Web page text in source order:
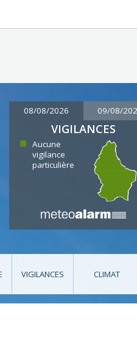
08/08/2026 09/08/
VIGILANCES
Aucune
vigilance
particulière
VIGILANCES CLIMAT